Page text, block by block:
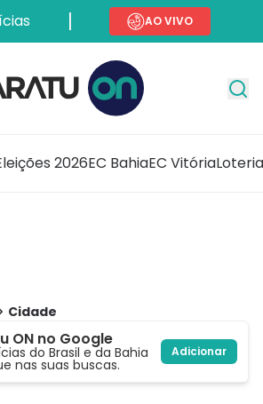
AO VIVO
2026EC BahiaEC Vitória
Cidade
ON no Google
do Brasil e da Bahia
nas suas buscas.
Adicionar